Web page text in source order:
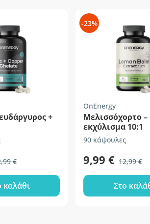
+
€
καλάθι
-23%
OnEnergy
Μελισσόχορτο –
εκχύλισμα 10:1
90 κάψουλες
9,99 € 12,99 €
Στο